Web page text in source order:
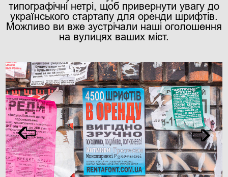
типографічні нетрі, щоб привернути увагу до
українського стартапу для оренди шрифтів.
Можливо ви вже зустрічали наші оголошення
на вулицях ваших міст.
➩ ➩